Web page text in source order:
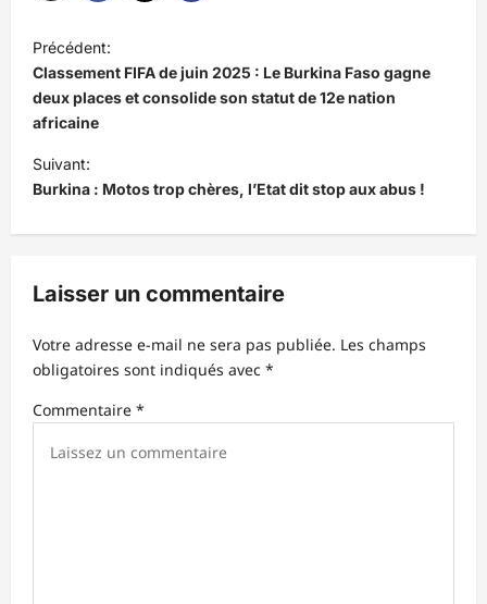
N
a
v
i
g
a
t
o
n
d
’
Précédent:
Classement FIFA de juin 2025 : Le Burkina Faso gagne
deux places et consolide son statut de 12e nation
africaine
Suivant:
Burkina : Motos trop chères, l’Etat dit stop aux abus !
Laisser un commentaire
Votre adresse e-mail ne sera pas publiée. Les champs
obligatoires sont indiqués avec *
Commentaire *